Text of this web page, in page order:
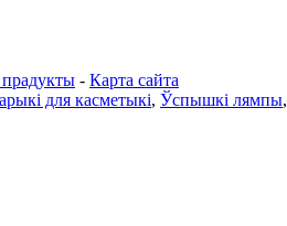
- Карта сайта
для касметыкі, Ўспышкі лямпы,